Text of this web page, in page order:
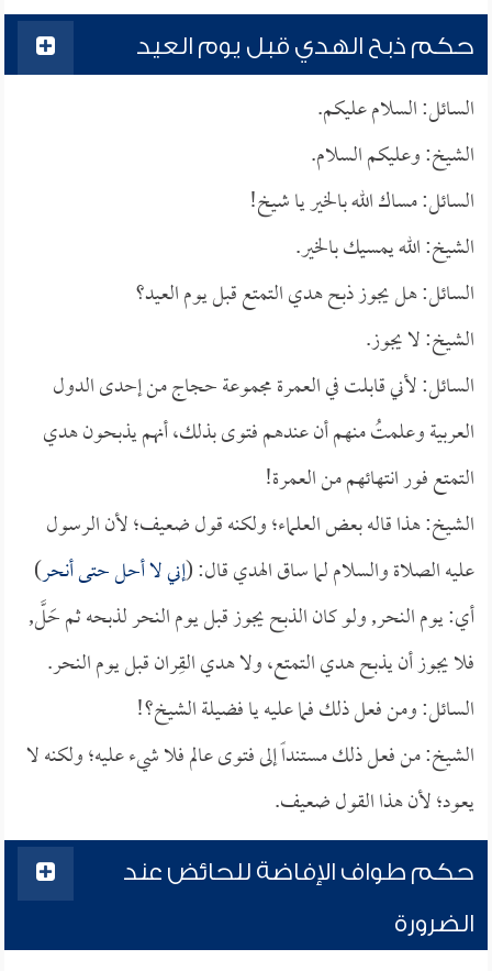
حكم ذبح الهدي قبل يوم العيد
السائل: السلام عليكم.
الشيخ: وعليكم السلام.
السائل: مساك الله بالخير يا شيخ!
الشيخ: الله يمسيك بالخير.
السائل: هل يجوز ذبح هدي التمتع قبل يوم العيد؟
الشيخ: لا يجوز.
السائل: لأني قابلت في العمرة مجموعة حجاج من إحدى الدول
العربية وعلمتُ منهم أن عندهم فتوى بذلك، أنهم يذبحون هدي
التمتع فور انتهائهم من العمرة!
الشيخ: هذا قاله بعض العلماء؛ ولكنه قول ضعيف؛ لأن الرسول
عليه الصلاة والسلام لما ساق الهدي قال: (إني لا أحل حتى أنحر)
أي: يوم النحر, ولو كان الذبح يجوز قبل يوم النحر لذبحه ثم حَلَّ,
فلا يجوز أن يذبح هدي التمتع، ولا هدي القِران قبل يوم النحر.
السائل: ومن فعل ذلك فما عليه يا فضيلة الشيخ؟!
الشيخ: من فعل ذلك مستنداً إلى فتوى عالم فلا شيء عليه؛ ولكنه لا
يعود؛ لأن هذا القول ضعيف.
حكم طواف الإفاضة للحائض عند
الضرورة